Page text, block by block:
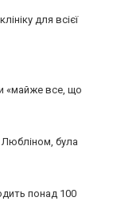
для всієї
«майже все, що
Любліном, була
понад 100